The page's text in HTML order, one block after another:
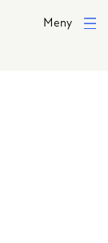
Meny